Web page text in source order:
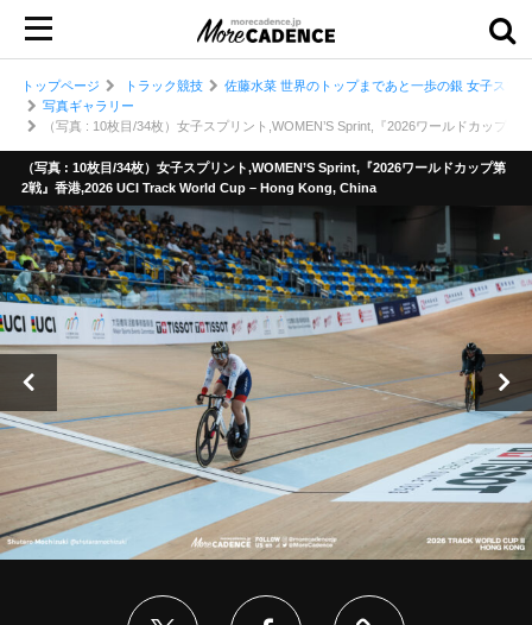
トップページ トラック競技
佐藤水菜 世界のトップまであと一歩の銀 女子スプ
写真ギャラリー
（写真 : 10枚目/34枚）女子スプリント,WOMEN’S Sprint,『2026ワールドカップ
（写真 : 10枚目/34枚）女子スプリント,WOMEN’S Sprint,『2026ワールドカップ第
2戦』香港,2026 UCI Track World Cup – Hong Kong, China